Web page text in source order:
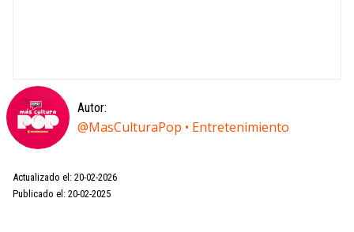
Autor:
@MasCulturaPop • Entretenimiento
Actualizado el: 20-02-2026
Publicado el: 20-02-2025